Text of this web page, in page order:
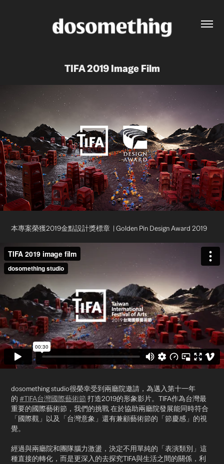
TIFA 2019 Image Film
本專案榮獲2019金點設計獎標章 | Golden Pin Design Award 2019
dosomething studio很榮幸受到兩廳院邀請，為邁入第十一年
的#TIFA台灣國際藝術節 打造2019的形象影片。TIFA作為台灣最
重要的國際藝術節，我們的挑戰 在於協助兩廳院發展能同時符合
「國際觀」以及「台灣意象」還有兼顧藝術節的「節慶感」的視
覺。
經過與兩廳院和團隊腦力激盪，決定不用單純的「表演類別」這
種直接的轉化，而是更深入的去探究TIFA與生活之間的關係，利